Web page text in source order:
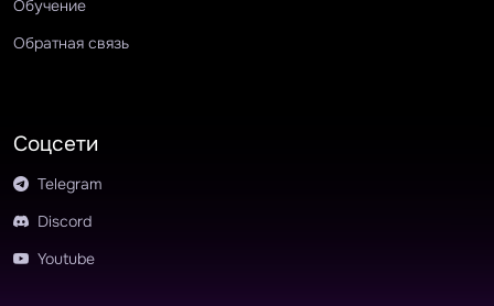
Обучение
Обратная связь
Соцсети
Telegram
Discord
Youtube